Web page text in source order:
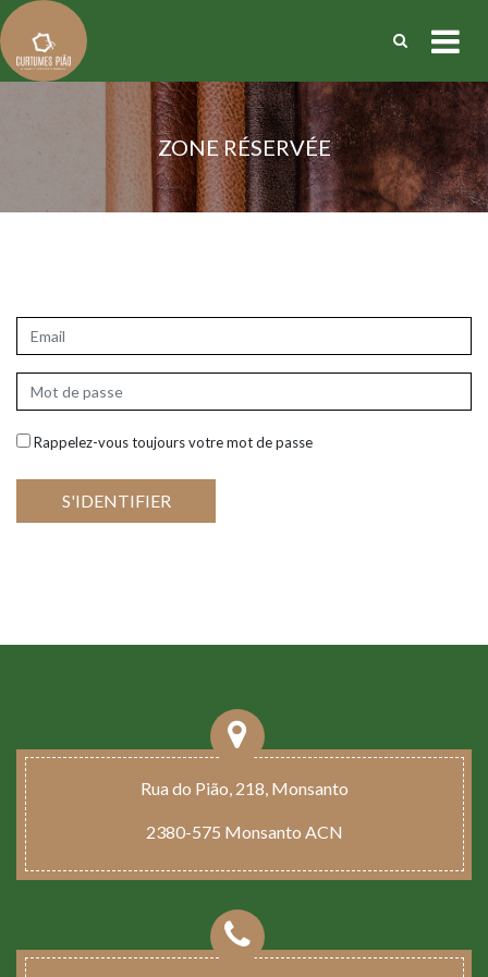
ZONE RÉSERVÉE
Rappelez-vous toujours votre mot de passe
S'IDENTIFIER
Rua do Pião, 218, Monsanto
2380-575 Monsanto ACN